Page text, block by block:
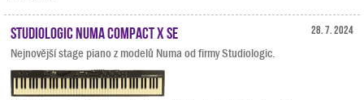
28. 7. 2024
Studiologic Numa Compact X SE
Nejnovější stage piano z modelů Numa od firmy Studiologic.